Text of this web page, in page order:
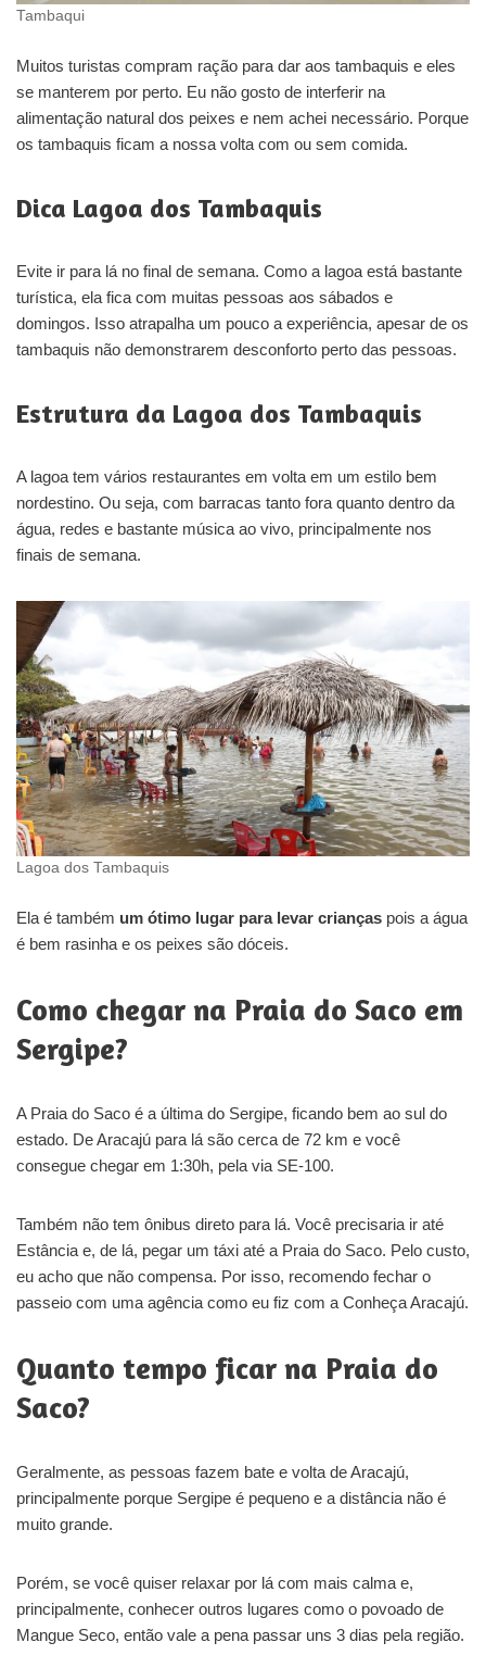
Tambaqui
Muitos turistas compram ração para dar aos tambaquis e eles
se manterem por perto. Eu não gosto de interferir na
alimentação natural dos peixes e nem achei necessário. Porque
os tambaquis ficam a nossa volta com ou sem comida.
Dica Lagoa dos Tambaquis
Evite ir para lá no final de semana. Como a lagoa está bastante
turística, ela fica com muitas pessoas aos sábados e
domingos. Isso atrapalha um pouco a experiência, apesar de os
tambaquis não demonstrarem desconforto perto das pessoas.
Estrutura da Lagoa dos Tambaquis
A lagoa tem vários restaurantes em volta em um estilo bem
nordestino. Ou seja, com barracas tanto fora quanto dentro da
água, redes e bastante música ao vivo, principalmente nos
finais de semana.
Lagoa dos Tambaquis
Ela é também um ótimo lugar para levar crianças pois a água
é bem rasinha e os peixes são dóceis.
Como chegar na Praia do Saco em
Sergipe?
A Praia do Saco é a última do Sergipe, ficando bem ao sul do
estado. De Aracajú para lá são cerca de 72 km e você
consegue chegar em 1:30h, pela via SE-100.
Também não tem ônibus direto para lá. Você precisaria ir até
Estância e, de lá, pegar um táxi até a Praia do Saco. Pelo custo,
eu acho que não compensa. Por isso, recomendo fechar o
passeio com uma agência como eu fiz com a Conheça Aracajú.
Quanto tempo ficar na Praia do
Saco?
Geralmente, as pessoas fazem bate e volta de Aracajú,
principalmente porque Sergipe é pequeno e a distância não é
muito grande.
Porém, se você quiser relaxar por lá com mais calma e,
principalmente, conhecer outros lugares como o povoado de
Mangue Seco, então vale a pena passar uns 3 dias pela região.